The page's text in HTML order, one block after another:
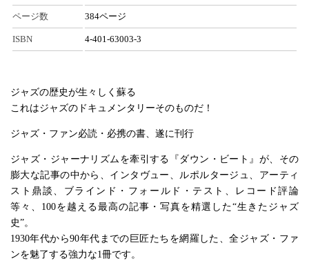
ページ数 384ページ
ISBN 4-401-63003-3
ジャズの歴史が生々しく蘇る
これはジャズのドキュメンタリーそのものだ！
ジャズ・ファン必読・必携の書、遂に刊行
ジャズ・ジャーナリズムを牽引する『ダウン・ビート』が、その
膨大な記事の中から、インタヴュー、ルポルタージュ、アーティ
スト鼎談、ブラインド・フォールド・テスト、レコード評論
等々、100を越える最高の記事・写真を精選した“生きたジャズ
史”。
1930年代から90年代までの巨匠たちを網羅した、全ジャズ・ファ
ンを魅了する強力な1冊です。